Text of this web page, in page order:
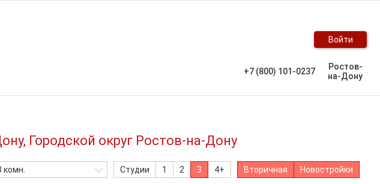
Войти
+7 (800) 101-0237
Ростов-
на-Дону
Городской округ Ростов-на-Дону
комн. Студии 1 2 3 4+ Вторичная Новостройки